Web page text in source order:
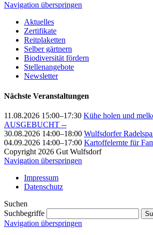
Navigation überspringen
Aktuelles
Zertifikate
Reitplaketten
Selber gärtnern
Biodiversität fördern
Stellenangebote
Newsletter
Nächste Veranstaltungen
11.08.2026 15:00–17:30 Kühe holen und
AUSGEBUCHT --
30.08.2026 14:00–18:00 Wulfsdorfer
04.09.2026 14:00–17:00 Kartoffelernte für
Copyright 2026 Gut Wulfsdorf
Navigation überspringen
Impressum
Datenschutz
Suchen
Suchbegriffe
Navigation überspringen